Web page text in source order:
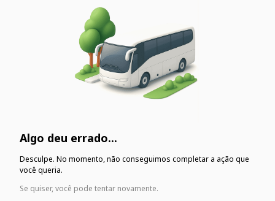
Algo deu errado...
Desculpe. No momento, não conseguimos completar a ação que
você queria.
Se quiser, você pode tentar novamente.